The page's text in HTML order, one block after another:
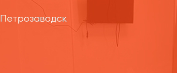
Петрозаводск